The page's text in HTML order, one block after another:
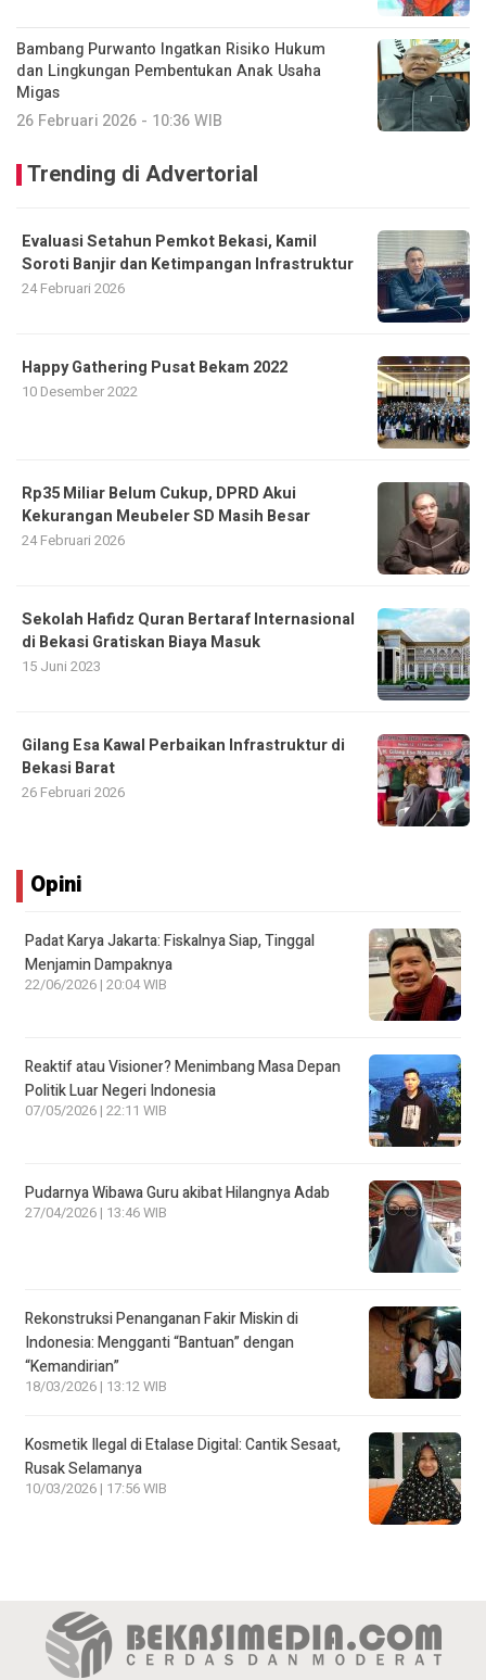
Bambang Purwanto Ingatkan Risiko Hukum
dan Lingkungan Pembentukan Anak Usaha
Migas
26 Februari 2026 - 10:36 WIB
Trending di Advertorial
Evaluasi Setahun Pemkot Bekasi, Kamil
Soroti Banjir dan Ketimpangan Infrastruktur
24 Februari 2026
Happy Gathering Pusat Bekam 2022
10 Desember 2022
Rp35 Miliar Belum Cukup, DPRD Akui
Kekurangan Meubeler SD Masih Besar
24 Februari 2026
Sekolah Hafidz Quran Bertaraf Internasional
di Bekasi Gratiskan Biaya Masuk
15 Juni 2023
Gilang Esa Kawal Perbaikan Infrastruktur di
Bekasi Barat
26 Februari 2026
Opini
Padat Karya Jakarta: Fiskalnya Siap, Tinggal
Menjamin Dampaknya
22/06/2026 | 20:04 WIB
Reaktif atau Visioner? Menimbang Masa Depan
Politik Luar Negeri Indonesia
07/05/2026 | 22:11 WIB
Pudarnya Wibawa Guru akibat Hilangnya Adab
27/04/2026 | 13:46 WIB
Rekonstruksi Penanganan Fakir Miskin di
Indonesia: Mengganti “Bantuan” dengan
“Kemandirian”
18/03/2026 | 13:12 WIB
Kosmetik Ilegal di Etalase Digital: Cantik Sesaat,
Rusak Selamanya
10/03/2026 | 17:56 WIB